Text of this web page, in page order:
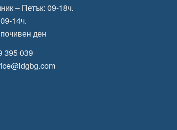
– Петък: 09-18ч.
14ч.
ден
395 039